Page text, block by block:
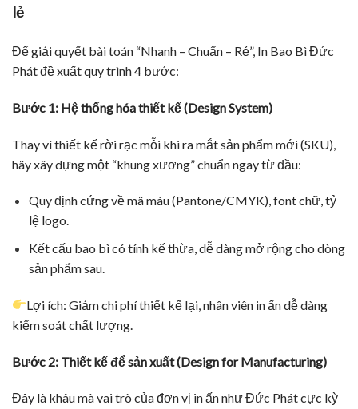
lẻ
Để giải quyết bài toán “Nhanh – Chuẩn – Rẻ”, In Bao Bì Đức
Phát đề xuất quy trình 4 bước:
Bước 1: Hệ thống hóa thiết kế (Design System)
Thay vì thiết kế rời rạc mỗi khi ra mắt sản phẩm mới (SKU),
hãy xây dựng một “khung xương” chuẩn ngay từ đầu:
Quy định cứng về mã màu (Pantone/CMYK), font chữ, tỷ
lệ logo.
Kết cấu bao bì có tính kế thừa, dễ dàng mở rộng cho dòng
sản phẩm sau.
Lợi ích: Giảm chi phí thiết kế lại, nhân viên in ấn dễ dàng
kiểm soát chất lượng.
Bước 2: Thiết kế để sản xuất (Design for Manufacturing)
Đây là khâu mà vai trò của đơn vị in ấn như Đức Phát cực kỳ